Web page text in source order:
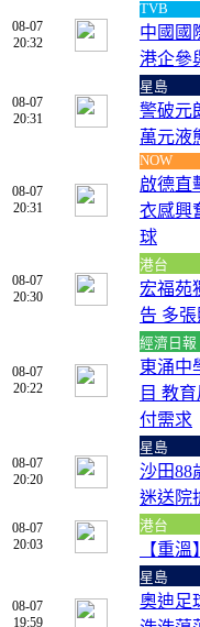
08-07
20:32
TVB
中國國
港企參
08-07
20:31
星島
警破元
萬元液
08-07
20:31
NOW
啟德直
衣感興
球
08-07
20:30
港台
宏福苑
告 多
08-07
20:22
經濟日報
東涌中
目 教
付需求
08-07
20:20
星島
沙田88
迷送院
08-07
20:03
港台
【重
08-07
19:59
星島
奧迪足